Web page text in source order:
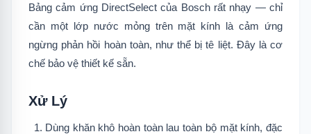
Bảng cảm ứng DirectSelect của Bosch rất nhạy — chỉ
cần một lớp nước mỏng trên mặt kính là cảm ứng
ngừng phản hồi hoàn toàn, như thể bị tê liệt. Đây là cơ
chế bảo vệ thiết kế sẵn.
Xử Lý
Dùng khăn khô hoàn toàn lau toàn bộ mặt kính, đặc